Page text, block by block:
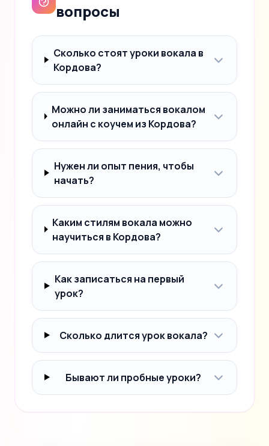
вопросы
Сколько стоят уроки вокала в
Кордова?
Можно ли заниматься вокалом
онлайн с коучем из Кордова?
Нужен ли опыт пения, чтобы
начать?
Каким стилям вокала можно
научиться в Кордова?
Как записаться на первый
урок?
Сколько длится урок вокала?
Бывают ли пробные уроки?